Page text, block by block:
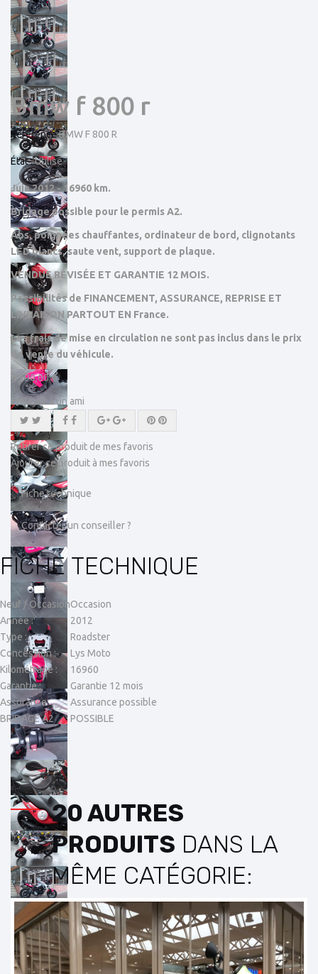
Next
Bmw f 800 r
RéférenceBMW F 800 R
État :Utilisé
Juin 2012 - 16960 km.
Bridage possible pour le permis A2.
Abs, poignées chauffantes, ordinateur de bord, clignotants
LED blancs, saute vent, support de plaque.
VENDUE RÉVISÉE ET GARANTIE 12 MOIS.
Possibilités de FINANCEMENT, ASSURANCE, REPRISE ET
LIVRAISON PARTOUT EN France.
Les frais de mise en circulation ne sont pas inclus dans le prix
de vente du véhicule.
4 390,00 €
Envoyer à un ami
Retirer ce produit de mes favoris
Ajouter ce produit à mes favoris
Fiche technique
Contacter un conseiller ?
FICHE TECHNIQUE
Neuf / OccasionOccasion
Année :
2012
Type :
Roadster
Concession :
Lys Moto
Kilométrage :
16960
Garantie :
Garantie 12 mois
Assurance
Assurance possible
BRIDAGE A2
POSSIBLE
20 AUTRES
PRODUITS DANS LA
MÊME CATÉGORIE: